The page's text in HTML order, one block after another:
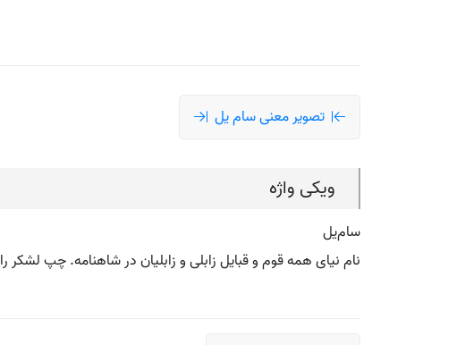
تصویر معنی سام یل
ویکی واژه
سام‌یل
نام نیای همه قوم و قبایل زابلی و زابلیان در شاهنامه. چپ